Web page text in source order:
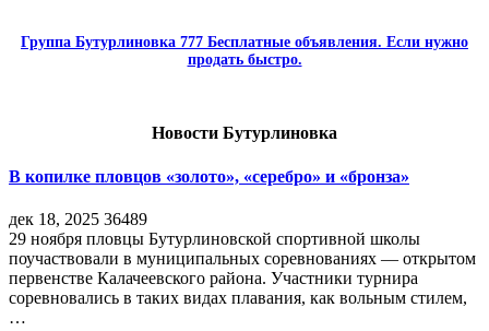
Группа Бутурлиновка 777 Бесплатные объявления. Если нужно
продать быстро.
Новости Бутурлиновка
В копилке пловцов «золото», «серебро» и «бронза»
дек 18, 2025 36489
29 ноября пловцы Бутурлиновской спортивной школы
поучаствовали в муниципальных соревнованиях — открытом
первенстве Калачеевского района. Участники турнира
соревновались в таких видах плавания, как вольным стилем,
…